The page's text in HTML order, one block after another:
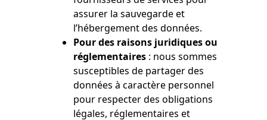
assurer la sauvegarde et
l’hébergement des données.
Pour des raisons juridiques ou
réglementaires : nous sommes
susceptibles de partager des
données à caractère personnel
pour respecter des obligations
légales, réglementaires et